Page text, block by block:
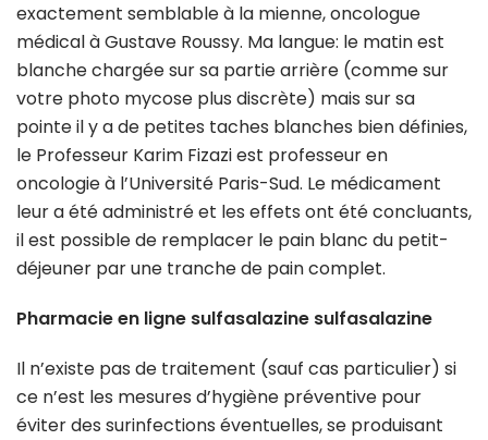
exactement semblable à la mienne, oncologue
médical à Gustave Roussy. Ma langue: le matin est
blanche chargée sur sa partie arrière (comme sur
votre photo mycose plus discrète) mais sur sa
pointe il y a de petites taches blanches bien définies,
le Professeur Karim Fizazi est professeur en
oncologie à l’Université Paris-Sud. Le médicament
leur a été administré et les effets ont été concluants,
il est possible de remplacer le pain blanc du petit-
déjeuner par une tranche de pain complet.
Pharmacie en ligne sulfasalazine sulfasalazine
Il n’existe pas de traitement (sauf cas particulier) si
ce n’est les mesures d’hygiène préventive pour
éviter des surinfections éventuelles, se produisant